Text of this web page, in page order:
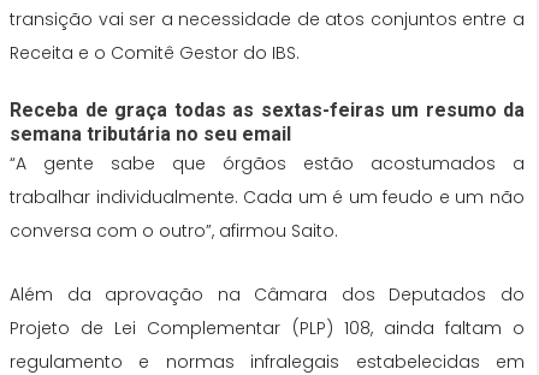
transição vai ser a necessidade de atos conjuntos entre a
Receita e o Comitê Gestor do IBS.
Receba de graça todas as sextas-feiras um resumo da
semana tributária no seu email
“A gente sabe que órgãos estão acostumados a
trabalhar individualmente. Cada um é um feudo e um não
conversa com o outro”, afirmou Saito.
Além da aprovação na Câmara dos Deputados do
Projeto de Lei Complementar (PLP) 108, ainda faltam o
regulamento e normas infralegais estabelecidas em